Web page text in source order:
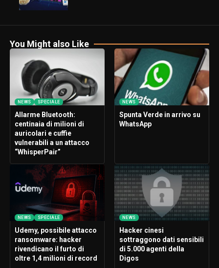
You Might also Like
NEWS SPECIALE
Allarme Bluetooth:
centinaia di milioni di
auricolari e cuffie
vulnerabili a un attacco
“WhisperPair”
NEWS
Spunta Verde in arrivo su
WhatsApp
NEWS SPECIALE
Udemy, possibile attacco
ransomware: hacker
rivendicano il furto di
oltre 1,4 milioni di record
NEWS
Hacker cinesi
sottraggono dati sensibili
di 5.000 agenti della
Digos